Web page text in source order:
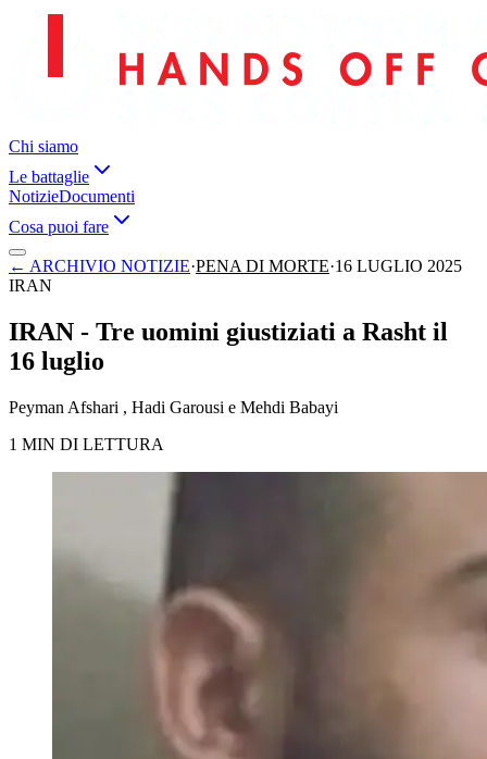
Chi siamo
Le battaglie
NotizieDocumenti
Cosa puoi fare
← ARCHIVIO NOTIZIE·PENA DI MORTE·16 LUGLIO 2025
IRAN
IRAN - Tre uomini giustiziati a Rasht il
16 luglio
Peyman Afshari , Hadi Garousi e Mehdi Babayi
1 MIN DI LETTURA